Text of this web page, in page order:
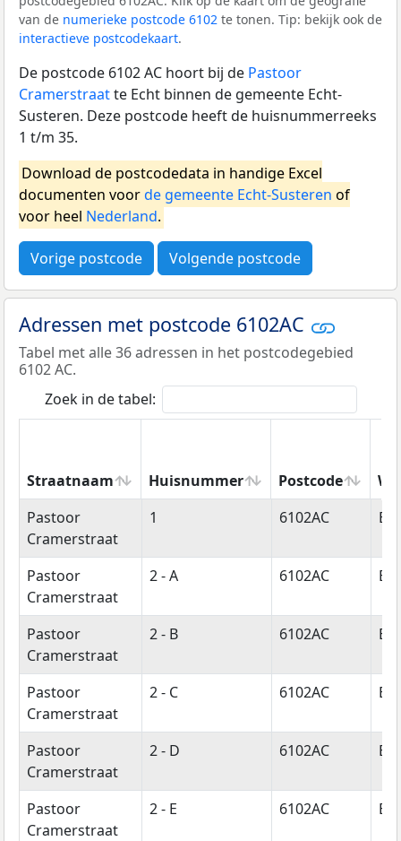
van de numerieke postcode 6102 te tonen. Tip: bekijk ook de
interactieve postcodekaart.
De postcode 6102 AC hoort bij de Pastoor
Cramerstraatte Echt binnen de gemeente Echt-
Susteren. Deze postcode heeft de huisnummerreeks
1 t/m 35.
Download de postcodedata in handige Excel
documenten voorde gemeente Echt-Susteren of
voor heel Nederland.
Vorige postcode Volgende postcode
Adressen met postcode 6102AC
Tabel met alle 36 adressen in het postcodegebied
6102 AC.
Zoek in de tabel:
Straatnaam Huisnummer Postcode
Straatnaam
Huisnummer Postcode
Pastoor
Cramerstraat
1 6102AC
Pastoor
Cramerstraat
2 - A 6102AC
Pastoor
Cramerstraat
2 - B 6102AC
Pastoor
Cramerstraat
2 - C 6102AC
Pastoor
Cramerstraat
2 - D 6102AC
Pastoor
Cramerstraat
2 - E 6102AC